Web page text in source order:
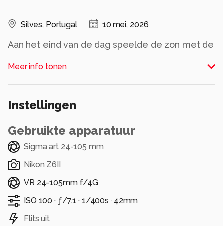
Silves, Portugal 10 mei, 2026
Aan het eind van de dag speelde de zon met de
Meer info tonen
Instellingen
Gebruikte apparatuur
Sigma art 24-105 mm
Nikon Z6II
VR 24-105mm f/4G
ISO 100 · ƒ/7.1 · 1/400s · 42mm
Flits uit